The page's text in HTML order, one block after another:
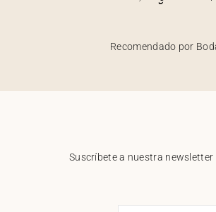
Recomendado por
Suscríbete a nuestra